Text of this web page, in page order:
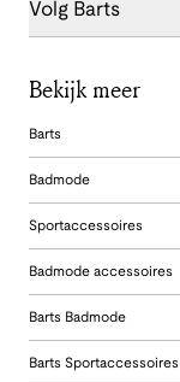
Volg Barts
Bekijk meer
Barts
Badmode
Sportaccessoires
Badmode accessoires
Barts Badmode
Barts Sportaccessoires